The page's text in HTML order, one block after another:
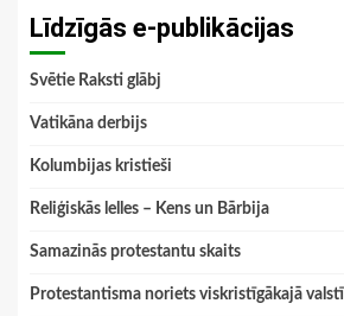
Līdzīgās e-publikācijas
Svētie Raksti glābj
Vatikāna derbijs
Kolumbijas kristieši
Reliģiskās lelles – Kens un Bārbija
Samazinās protestantu skaits
Protestantisma noriets viskristīgākajā valstī